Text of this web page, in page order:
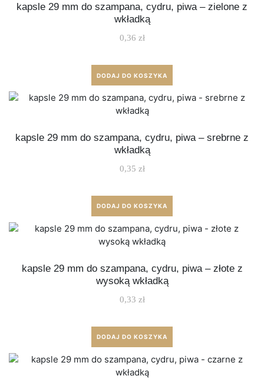
kapsle 29 mm do szampana, cydru, piwa – zielone z
wkładką
0,36 zł
DODAJ DO KOSZYKA
kapsle 29 mm do szampana, cydru, piwa – srebrne z
wkładką
0,35 zł
DODAJ DO KOSZYKA
kapsle 29 mm do szampana, cydru, piwa – złote z
wysoką wkładką
0,33 zł
DODAJ DO KOSZYKA